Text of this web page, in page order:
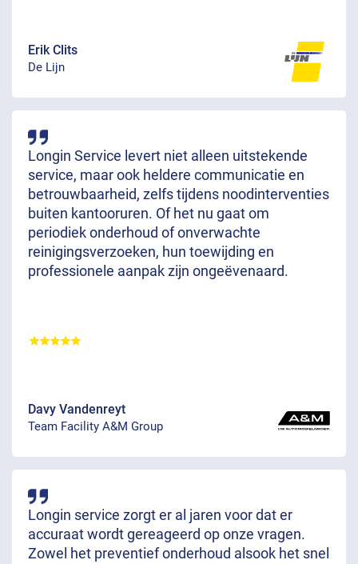
Erik Clits
De Lijn
Longin Service levert niet alleen uitstekende
service, maar ook heldere communicatie en
betrouwbaarheid, zelfs tijdens noodinterventies
buiten kantooruren. Of het nu gaat om
periodiek onderhoud of onverwachte
reinigingsverzoeken, hun toewijding en
professionele aanpak zijn ongeëvenaard.
Davy Vandenreyt
Team Facility A&M Group
Longin service zorgt er al jaren voor dat er
accuraat wordt gereageerd op onze vragen.
Zowel het preventief onderhoud alsook het snel